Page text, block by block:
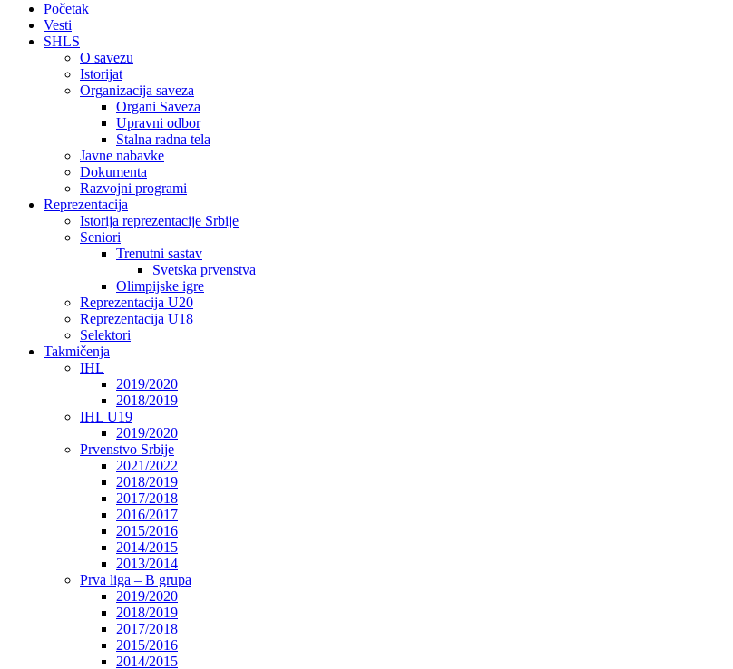
Početak
Vesti
SHLS
O savezu
Istorijat
Organizacija saveza
Organi Saveza
Upravni odbor
Stalna radna tela
Javne nabavke
Dokumenta
Razvojni programi
Reprezentacija
Istorija reprezentacije Srbije
Seniori
Trenutni sastav
Svetska prvenstva
Olimpijske igre
Reprezentacija U20
Reprezentacija U18
Selektori
Takmičenja
IHL
2019/2020
2018/2019
IHL U19
2019/2020
Prvenstvo Srbije
2021/2022
2018/2019
2017/2018
2016/2017
2015/2016
2014/2015
2013/2014
Prva liga – B grupa
2019/2020
2018/2019
2017/2018
2015/2016
2014/2015